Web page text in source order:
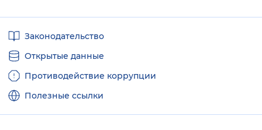
ссылкиЗаконодательство
Открытые данные
Противодействие коррупции
Полезные ссылки